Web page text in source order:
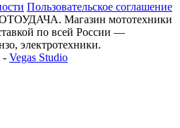
Пользовательское соглашение
Магазин мототехники
по всей России —
электротехники.
- Vegas Studio